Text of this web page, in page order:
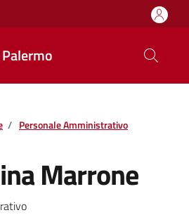
/ Personale Amministrativo
Marrone